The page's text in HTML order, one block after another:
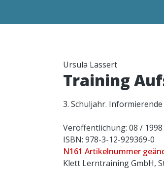
Ursula Lassert
Training
3. Schuljahr.
Veröffentlichung: 08 / 1998
ISBN: 978-3-12-929369-0
N161 Artikelnummer
Klett Lerntraining GmbH,